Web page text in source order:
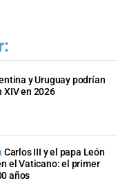
y Uruguay podrían
XIV en 2026
Carlos III y el papa León
el Vaticano: el primer
años